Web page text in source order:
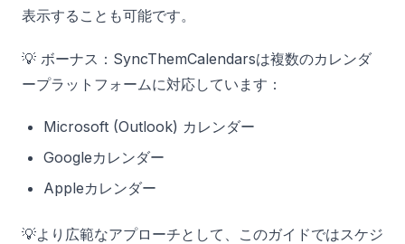
表示することも可能です。
💡 ボーナス：SyncThemCalendarsは複数のカレンダ
ープラットフォームに対応しています：
Microsoft (Outlook) カレンダー
Googleカレンダー
Appleカレンダー
💡より広範なアプローチとして、このガイドではスケジ